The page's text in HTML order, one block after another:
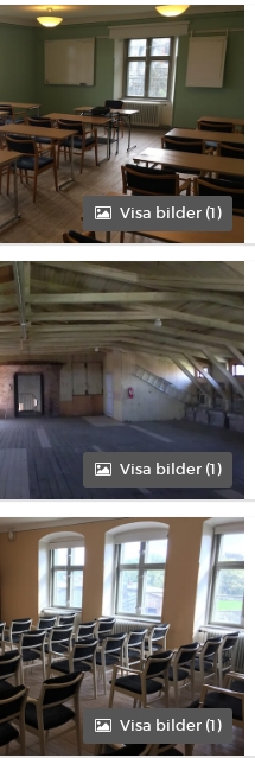
Visa bilder (1)
Visa bilder (1)
Visa bilder (1)